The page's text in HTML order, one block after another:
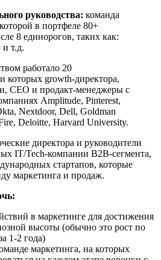
руководства: команда
в портфеле 80+
8 единорогов, таких как:
т.д.
работало 20
которых growth-директора,
CEO и продакт-менеджеры с
Amplitude, Pinterest,
Nextdoor, Dell, Goldman
Deloitte, Harvard University.
директора и руководители
IT/Tech-компании B2B-сегмента,
стартапов, которые
маркетинга и продаж.
в маркетинге для достижения
высоты (обычно это рост по
1-2 года)
маркетинга, на которых